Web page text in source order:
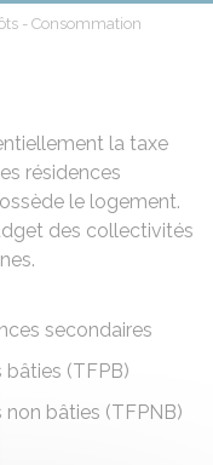
- Consommation
la taxe
résidences
le logement.
des collectivités
secondaires
bâties (TFPB)
bâties (TFPNB)